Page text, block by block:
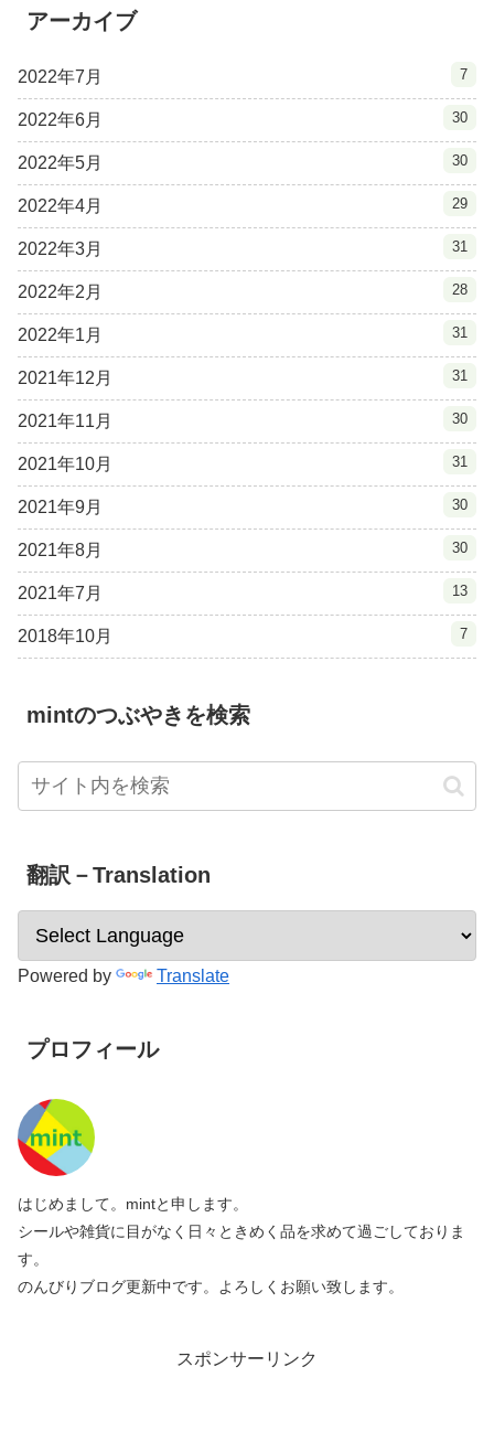
アーカイブ
2022年7月 7
2022年6月 30
2022年5月 30
2022年4月 29
2022年3月 31
2022年2月 28
2022年1月 31
2021年12月 31
2021年11月 30
2021年10月 31
2021年9月 30
2021年8月 30
2021年7月 13
2018年10月 7
mintのつぶやきを検索
翻訳－Translation
Powered by Translate
プロフィール
はじめまして。mintと申します。
シールや雑貨に目がなく日々ときめく品を求めて過ごしておりま
す。
のんびりブログ更新中です。よろしくお願い致します。
スポンサーリンク